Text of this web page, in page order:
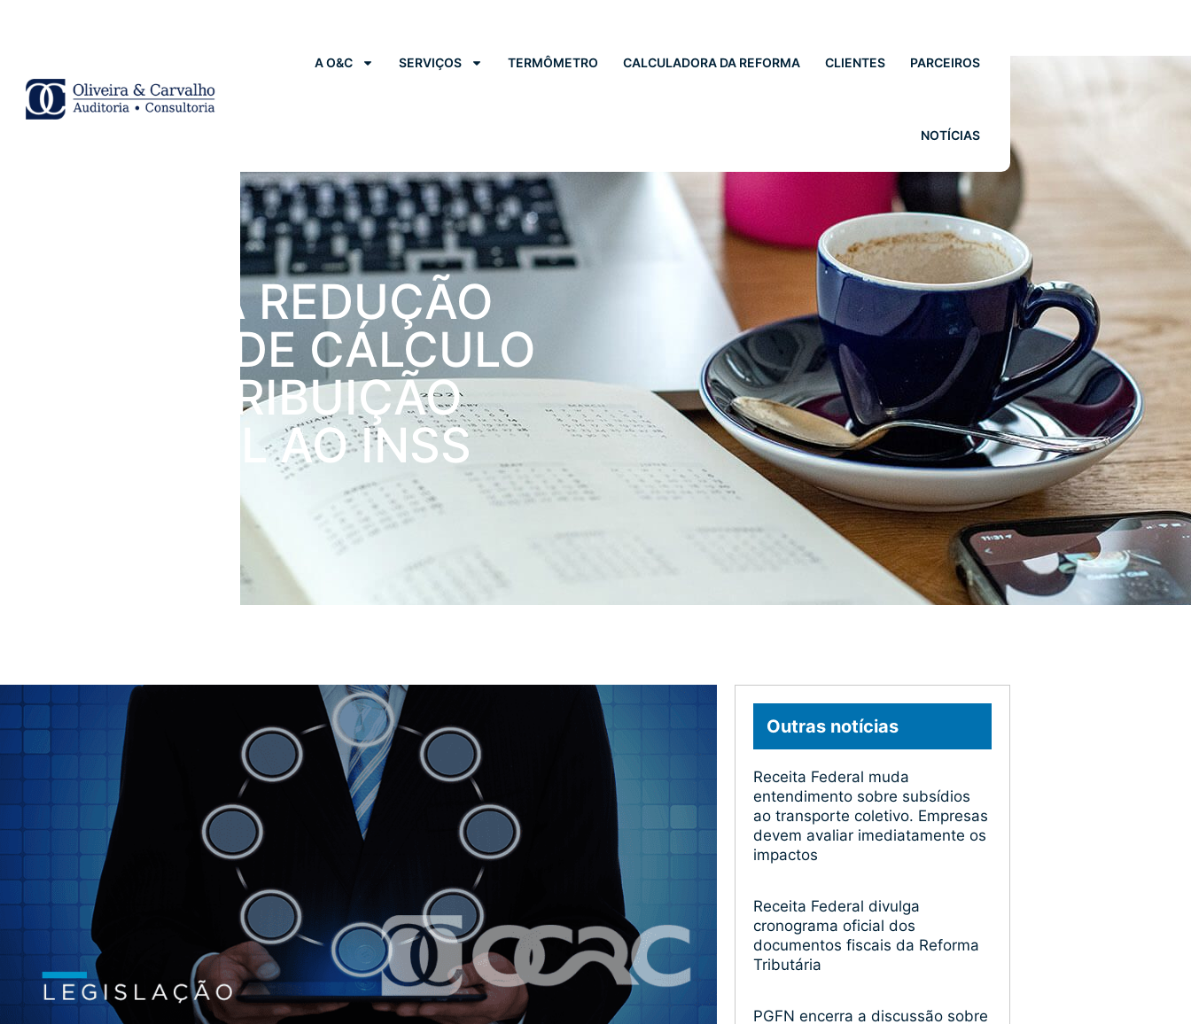
A O&C SERVIÇOS TERMÔMETRO CALCULADORA DA REFORMA CLIENTES PARCEIROS
NOTÍCIAS
STJ NEGA REDUÇÃO
DA BASE DE CÁLCULO
DA CONTRIBUIÇÃO
PATRONAL AO INSS
Outras notícias
Receita Federal muda
entendimento sobre subsídios
ao transporte coletivo. Empresas
devem avaliar imediatamente os
impactos
Receita Federal divulga
cronograma oficial dos
documentos fiscais da Reforma
Tributária
PGFN encerra a discussão sobre